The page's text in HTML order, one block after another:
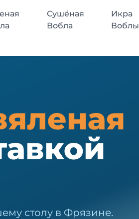
Сушёная
Вобла
Икра
Воблы
столу в Фрязине.